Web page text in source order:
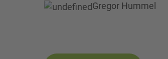
Gregor Hummel